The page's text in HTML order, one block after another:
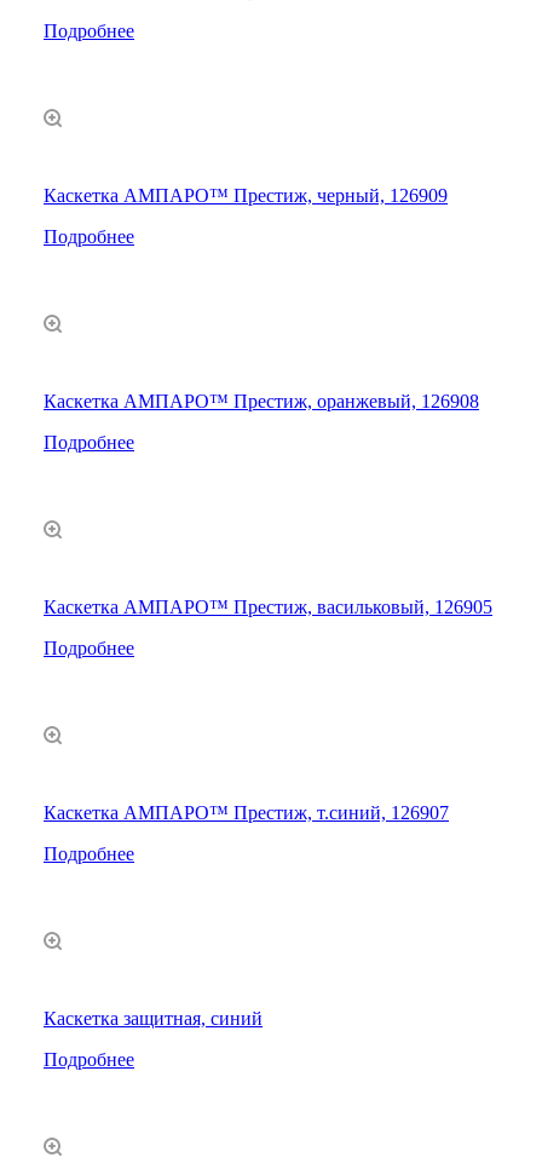
Подробнее
Каскетка АМПАРО™ Престиж, черный, 126909
Подробнее
Каскетка АМПАРО™ Престиж, оранжевый, 126908
Подробнее
Каскетка АМПАРО™ Престиж, васильковый, 126905
Подробнее
Каскетка АМПАРО™ Престиж, т.синий, 126907
Подробнее
Каскетка защитная, синий
Подробнее